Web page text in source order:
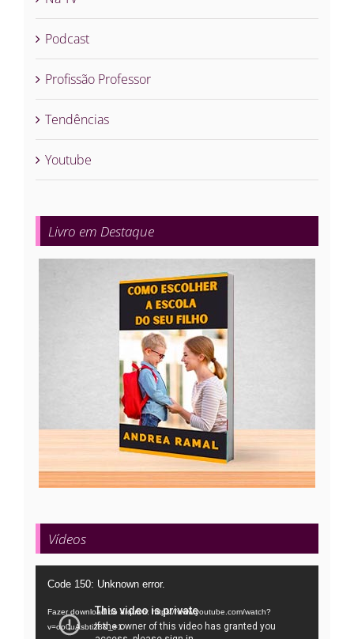
Podcast
Profissão Professor
Tendências
Youtube
Livro em Destaque
Vídeos
Tocador
vídeo
Code 150: Unknown error.
Fazer download do arquivo: https://www.youtube.com/watch?
v=oo0uAsbti28&_=1